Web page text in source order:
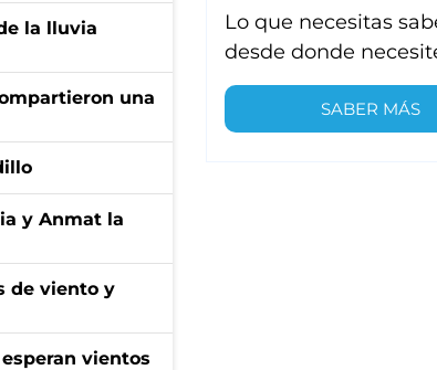
la lluvia
una
y Anmat la
de viento y
vientos
Lo que necesitas
desde donde
SABER MÁS